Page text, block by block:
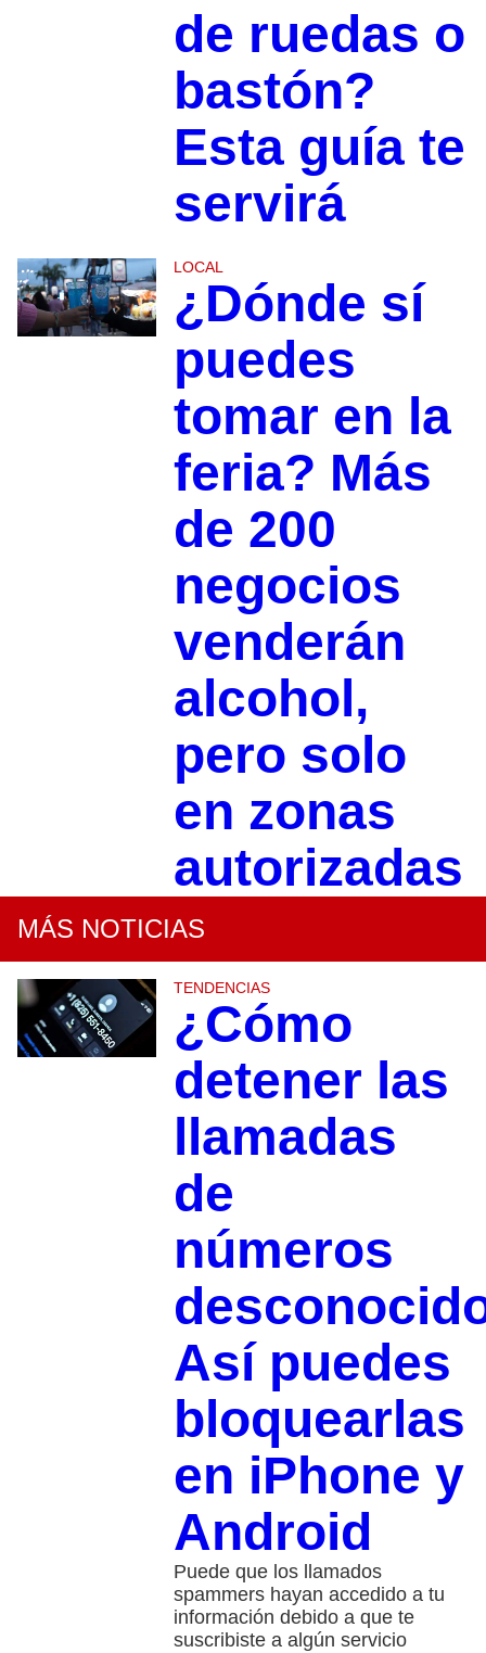
de ruedas o
bastón?
Esta guía te
servirá
LOCAL
¿Dónde sí
puedes
tomar en la
feria? Más
de 200
negocios
venderán
alcohol,
pero solo
en zonas
autorizadas
MÁS NOTICIAS
TENDENCIAS
¿Cómo
detener las
llamadas
de
números
Así puedes
bloquearlas
en iPhone y
Android
Puede que los llamados
spammers hayan accedido a tu
información debido a que te
suscribiste a algún servicio